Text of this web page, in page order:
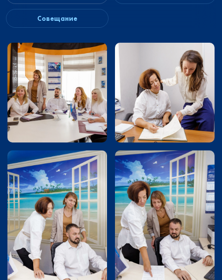
Совещание